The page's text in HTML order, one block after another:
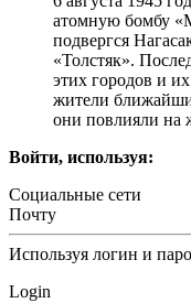
атомную бомбу
подвергся
«Толстяк».
этих городов и
жители
они повлияли на
Войти, используя:
Социальные сети
Почту
Используя логин и
Login